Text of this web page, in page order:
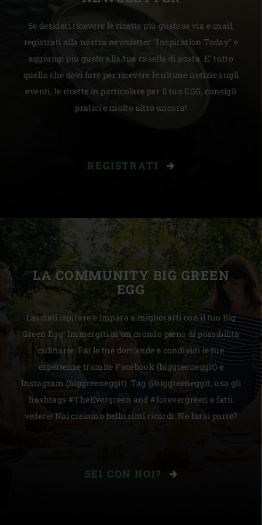
Se desideri ricevere le ricette più gustose via e-mail,
registrati alla nostra newsletter "Inspiration Today" e
aggiungi più gusto alla tua casella di posta. E’ tutto
quello che devi fare per ricevere le ultime notizie sugli
eventi, le ricette in particolare per il tuo EGG, consigli
pratici e molto altro ancora!
REGISTRATI
LA COMMUNITY BIG GREEN
EGG
Lasciati ispirare e impara a migliorarti con il tuo Big
Green Egg! Immergiti in un mondo pieno di possibilità
culinarie. Fai le tue domande e condividi le tue
esperienze tramite Facebook (biggreeneggit) e
Instagram (biggreeneggit). Tag @biggreeneggit, usa gli
hashtags #TheEvergreen and #forevergreen e fatti
vedere! Noi creiamo bellissimi ricordi. Ne farai parte?
SEI CON NOI?